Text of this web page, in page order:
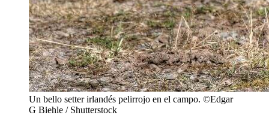
Un bello setter irlandés pelirrojo en el campo. ©Edgar
G Biehle / Shutterstock